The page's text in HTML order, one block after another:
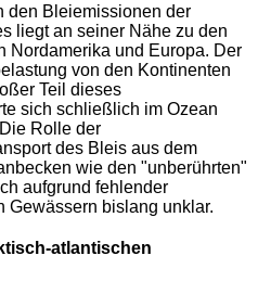
den Bleiemissionen der
liegt an seiner Nähe zu den
Nordamerika und Europa. Der
von den Kontinenten
Teil dieses
sich schließlich im Ozean
Rolle der
des Bleis aus dem
wie den "unberührten"
aufgrund fehlender
Gewässern bislang unklar.
atlantischen